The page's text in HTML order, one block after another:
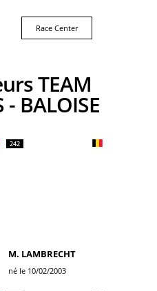
Race Center
- BALOISE
242
M. LAMBRECHT
né le 10/02/2003